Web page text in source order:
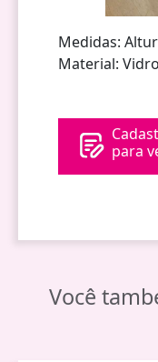
Medidas:
Material: Vidro
para
Você